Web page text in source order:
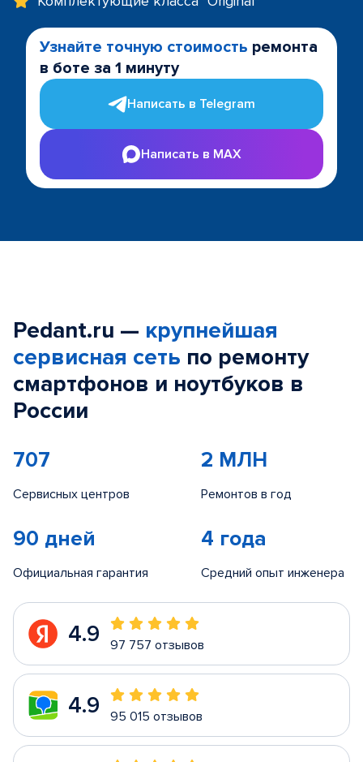
Узнайте точную стоимость ремонта
в боте за 1 минуту
Написать в Telegram
Написать в MAX
Pedant.ru — крупнейшая
сервисная сеть по ремонту
смартфонов и ноутбуков в
России
707
Сервисных центров
2 МЛН
Ремонтов в год
90 дней
Официальная гарантия
4 года
Средний опыт инженера
4.9 97 757 отзывов
4.9 95 015 отзывов